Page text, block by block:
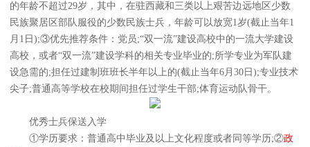
的年龄不超过29岁，其中，在驻西藏和三类以上艰苦边远地区少数
民族聚居区部队服役的少数民族士兵，年龄可以放宽1岁(截止当年1
月1日);③优先推荐条件：党员;“双一流”建设高校中的一流大学建设
高校，或者“双一流”建设学科的相关专业毕业的;所学专业为军队建
设急需的;担任过建制班班长半年以上的(截止当年6月30日);专业技术
尖子;普通高等学校在校期间担任过学生干部;体育运动队骨干。
优秀士兵保送入学
①学历要求：普通高中毕业及以上文化程度或者同等学历;②政